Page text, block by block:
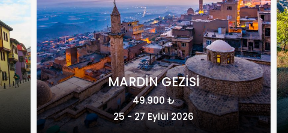
MARDİN GEZİSİ
49.900 ₺
25 - 27 Eylül 2026